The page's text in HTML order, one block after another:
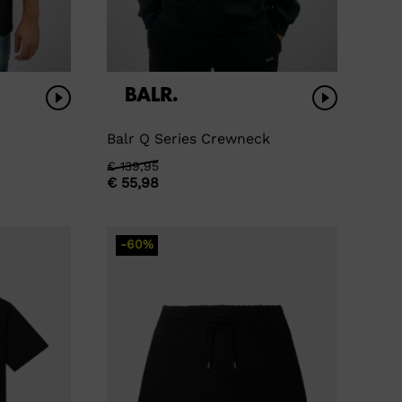
Balr Q Series Crewneck
€139,95
Oorspronkelijke
prijs
€ 139,95.
€ 55,98
Huidige
prijs
€ 55,98.
-60%